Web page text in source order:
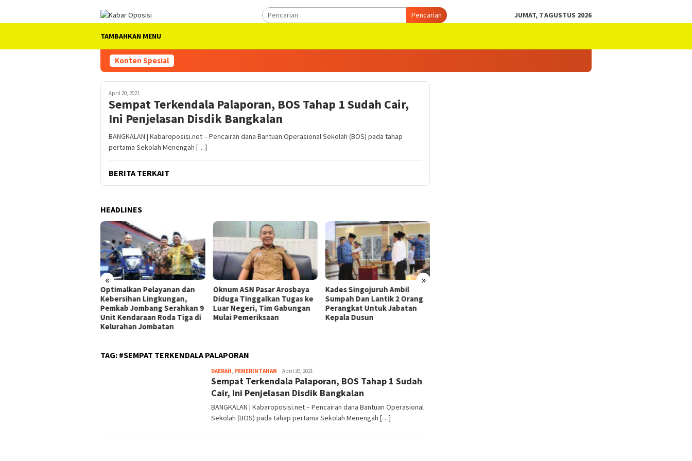
Pencarian JUMAT, 7 AGUSTUS 2026
TAMBAHKAN MENU
Konten Spesial
April 20, 2021
Sempat Terkendala Palaporan, BOS Tahap 1 Sudah Cair,
Ini Penjelasan Disdik Bangkalan
BANGKALAN | Kabaroposisi.net – Pencairan dana Bantuan Operasional Sekolah (BOS) pada tahap
pertama Sekolah Menengah […]
BERITA TERKAIT
HEADLINES
« »
Optimalkan Pelayanan dan
Kebersihan Lingkungan,
Pemkab Jombang Serahkan 9
Unit Kendaraan Roda Tiga di
Kelurahan Jombatan
Oknum ASN Pasar Arosbaya
Diduga Tinggalkan Tugas ke
Luar Negeri, Tim Gabungan
Mulai Pemeriksaan
Kades Singojuruh Ambil
Sumpah Dan Lantik 2 Orang
Perangkat Untuk Jabatan
Kepala Dusun
Menuju PKDI Cup Jatim, Laga
Uji Coba PKDI Banyuwangi Vs
PKDI Jember Menang Dengan
TAG: #SEMPAT TERKENDALA PALAPORAN
DAERAH, PEMERINTAHAN Editor
_06
April 20, 2021
Sempat Terkendala Palaporan, BOS Tahap 1 Sudah
Cair, Ini Penjelasan Disdik Bangkalan
BANGKALAN | Kabaroposisi.net – Pencairan dana Bantuan Operasional
Sekolah (BOS) pada tahap pertama Sekolah Menengah […]